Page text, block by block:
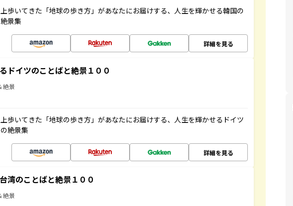
歩いてきた「地球の歩き方」があなたにお届けする、人生を輝かせる韓国の
景集
詳細を見る
ドイツのことばと絶景１００
絶景
歩いてきた「地球の歩き方」があなたにお届けする、人生を輝かせるドイツ
絶景集
詳細を見る
湾のことばと絶景１００
絶景